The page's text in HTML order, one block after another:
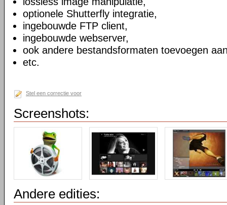
optionele Shutterfly integratie,
ingebouwde FTP client,
ingebouwde webserver,
ook andere bestandsformaten toevoegen
etc.
Stel een correctie voor
Screenshots:
Andere edities: